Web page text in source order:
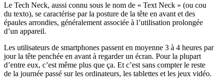
Le Tech Neck, aussi connu sous le nom de « Text Neck » (ou cou
du texto), se caractérise par la posture de la tête en avant et des
épaules arrondies, généralement associée à l’utilisation prolongée
d’un appareil.
Les utilisateurs de smartphones passent en moyenne 3 à 4 heures par
jour la tête penchée en avant à regarder un écran. Pour la plupart
d’entre eux, c’est même plus que ça. Et c’est sans compter le reste
de la journée passé sur les ordinateurs, les tablettes et les jeux vidéo.